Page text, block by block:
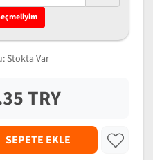
Stokta Var
TRY
SEPETE EKLE